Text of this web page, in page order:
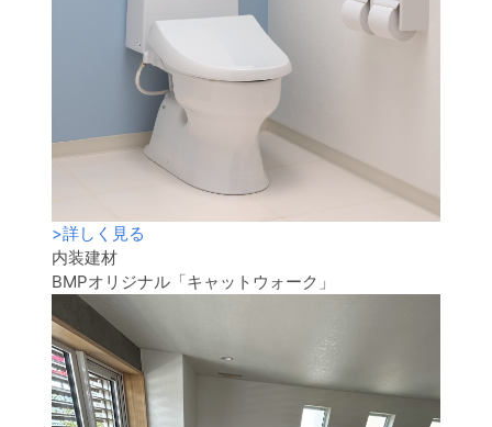
>詳しく見る
内装建材
BMPオリジナル「キャットウォーク」